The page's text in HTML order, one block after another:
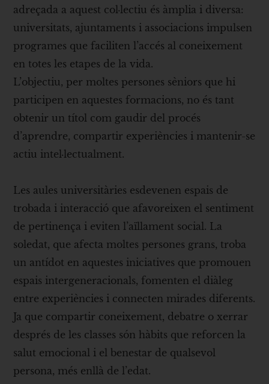
adreçada a aquest col·lectiu és àmplia i diversa:
universitats, ajuntaments i associacions impulsen
programes que faciliten l’accés al coneixement
en totes les etapes de la vida.
L’objectiu, per moltes persones sèniors que hi
participen en aquestes formacions, no és tant
obtenir un títol com gaudir del procés
d’aprendre, compartir experiències i mantenir-se
actiu intel·lectualment.
Les aules universitàries esdevenen espais de
trobada i interacció que afavoreixen el sentiment
de pertinença i eviten l’aïllament social. La
soledat, que afecta moltes persones grans, troba
un antídot en aquestes iniciatives que promouen
espais intergeneracionals, fomenten el diàleg
entre experiències i connecten mirades diferents.
Ja que compartir coneixement, debatre o xerrar
després de les classes són hàbits que reforcen la
salut emocional i el benestar de qualsevol
persona, més enllà de l’edat.